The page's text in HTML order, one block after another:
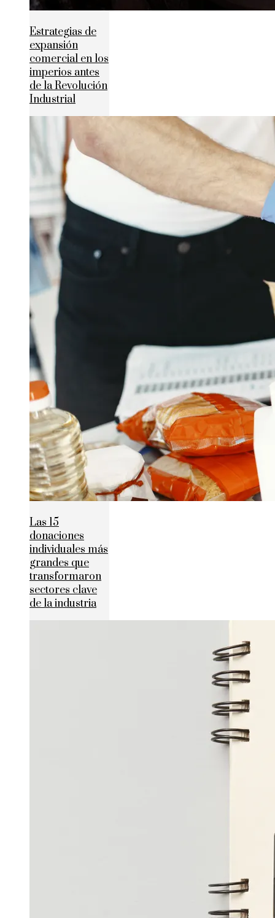
Estrategias de
expansión
comercial en los
imperios antes
de la Revolución
Industrial
Las 15
donaciones
individuales más
grandes que
transformaron
sectores clave
de la industria